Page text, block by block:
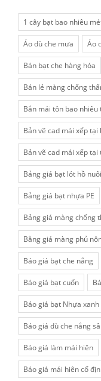
1 cây bạt bao nhiêu
Áo dù che mưa Áo
Bán bạt che hàng hóa
Bán lẻ màng chống
Bắn mái tôn bao nhiêu
Bản vẽ cad mái xếp
Bản vẽ cad mái xếp tại
Bảng giá bạt lót hồ
Bảng giá bạt nhựa PE
Bảng giá màng chống
Bằng giá màng phủ
Báo giá bạt che nắng
Báo giá bạt cuốn
Báo giá bạt Nhựa
Báo giá dù che nắng
Báo giá làm mái hiên
Báo giá mái hiên cố